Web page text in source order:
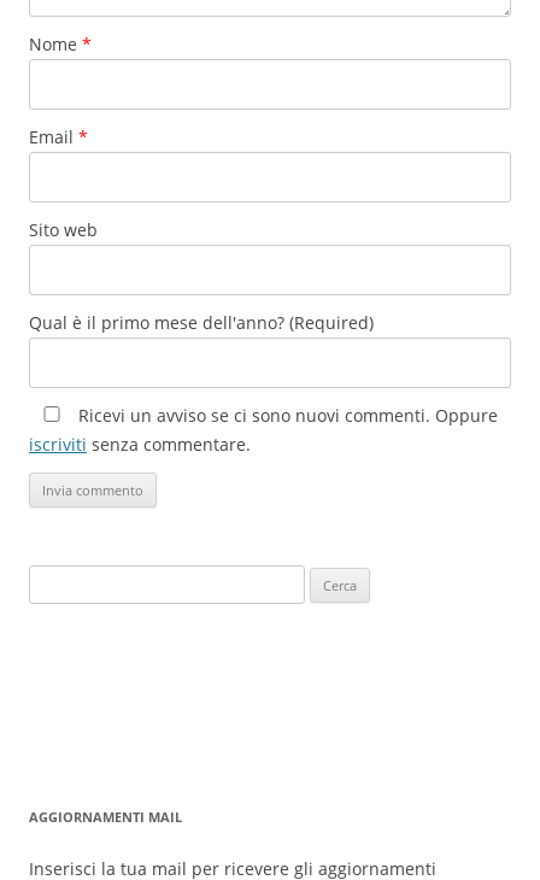
Nome *
Email *
Sito web
Qual è il primo mese dell'anno? (Required)
Ricevi un avviso se ci sono nuovi commenti. Oppure
iscriviti senza commentare.
per:
AGGIORNAMENTI MAIL
Inserisci la tua mail per ricevere gli aggiornamenti